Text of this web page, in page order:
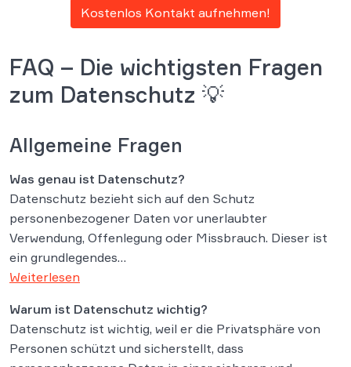
Kostenlos Kontakt aufnehmen!
FAQ – Die wichtigsten Fragen
zum Datenschutz 💡
Allgemeine Fragen
Was genau ist Datenschutz?
Datenschutz bezieht sich auf den Schutz
personenbezogener Daten vor unerlaubter
Verwendung, Offenlegung oder Missbrauch. Dieser ist
ein grundlegendes…
Weiterlesen
Warum ist Datenschutz wichtig?
Datenschutz ist wichtig, weil er die Privatsphäre von
Personen schützt und sicherstellt, dass